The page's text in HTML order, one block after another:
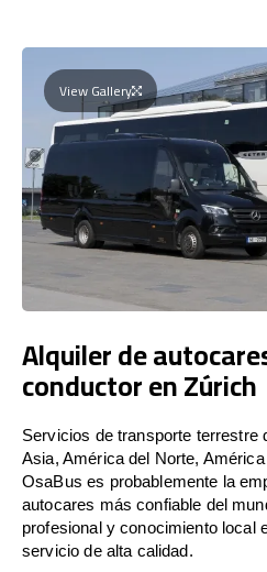
View Gallery
Alquiler de
conductor en Zúrich
Servicios de transporte terrestre
Asia, América del Norte,
OsaBus es probablemente la
autocares más confiable del
profesional y conocimiento local
servicio de alta calidad.